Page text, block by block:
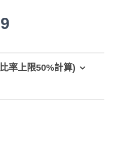
率上限50%計算)